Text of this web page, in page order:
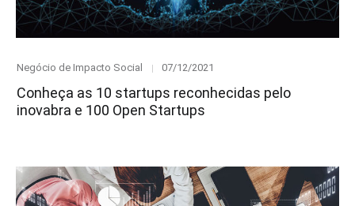
Category
Negócio de Impacto Social
Posted
07/12/2021
Conheça as 10 startups reconhecidas pelo
inovabra e 100 Open Startups